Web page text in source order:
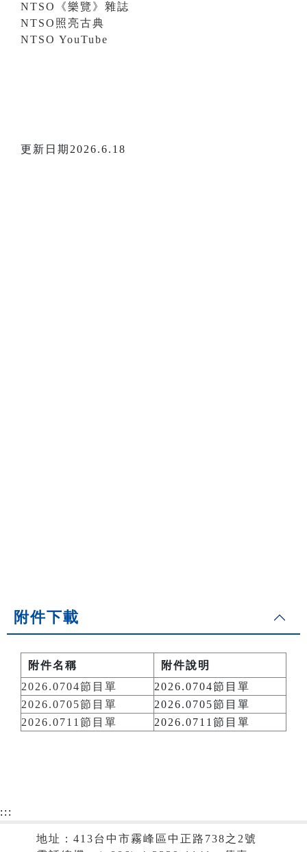
NTSO《樂覽》雜誌
NTSO照亮古典
NTSO YouTube
更新日期2026.6.18
附件下載
附件名稱
附件說明
2026.0704節目單
2026.0704節目單
2026.0705節目單
2026.0705節目單
2026.0711節目單
2026.0711節目單
:::
地址：413台中市霧峰區中正路738之2號